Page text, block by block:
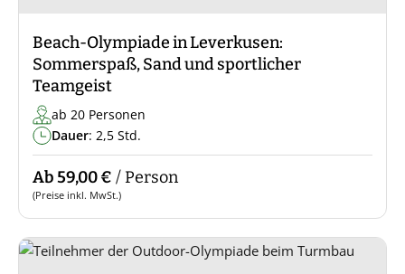
Beach-Olympiade in Leverkusen:
Sommerspaß, Sand und sportlicher
Teamgeist
ab 20 Personen
Dauer: 2,5 Std.
Ab 59,00 € / Person
(Preise inkl. MwSt.)